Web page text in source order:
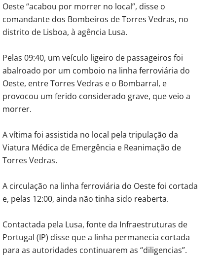
Oeste “acabou por morrer no local”, disse o
comandante dos Bombeiros de Torres Vedras, no
distrito de Lisboa, à agência Lusa.
Pelas 09:40, um veículo ligeiro de passageiros foi
abalroado por um comboio na linha ferroviária do
Oeste, entre Torres Vedras e o Bombarral, e
provocou um ferido considerado grave, que veio a
morrer.
A vítima foi assistida no local pela tripulação da
Viatura Médica de Emergência e Reanimação de
Torres Vedras.
A circulação na linha ferroviária do Oeste foi cortada
e, pelas 12:00, ainda não tinha sido reaberta.
Contactada pela Lusa, fonte da Infraestruturas de
Portugal (IP) disse que a linha permanecia cortada
para as autoridades continuarem as “diligencias”.